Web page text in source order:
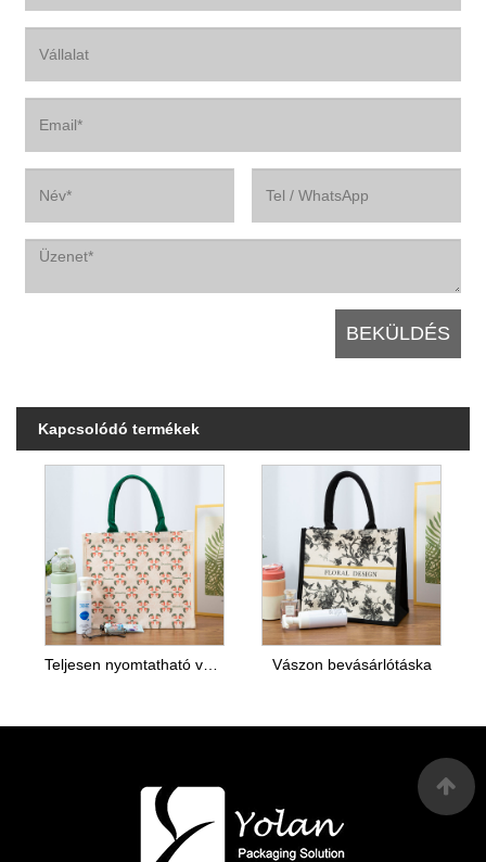
Kapcsolódó termékek
Teljesen nyomtatható vászon táska Vászon bevásárlótáska